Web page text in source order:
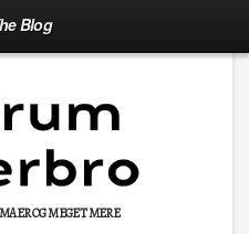
Blog
OG MEGET MERE